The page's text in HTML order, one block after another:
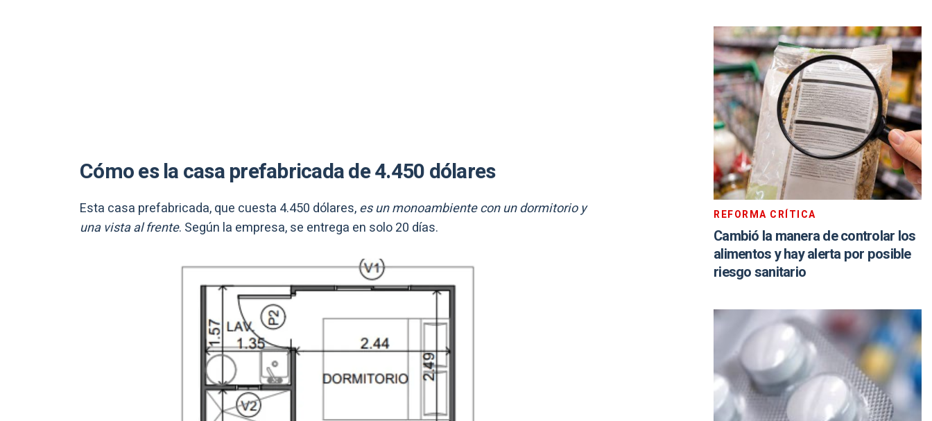
Cómo es la casa prefabricada de 4.450 dólares
Esta casa prefabricada, que cuesta 4.450 dólares,es un monoambiente con un dormitorio y
una vista al frente. Según la empresa, se entrega en solo 20 días.
REFORMA CRÍTICA
Cambió la manera de controlar los
alimentos y hay alerta por posible
riesgo sanitario